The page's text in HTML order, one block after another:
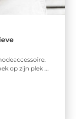
op zijn plek ...